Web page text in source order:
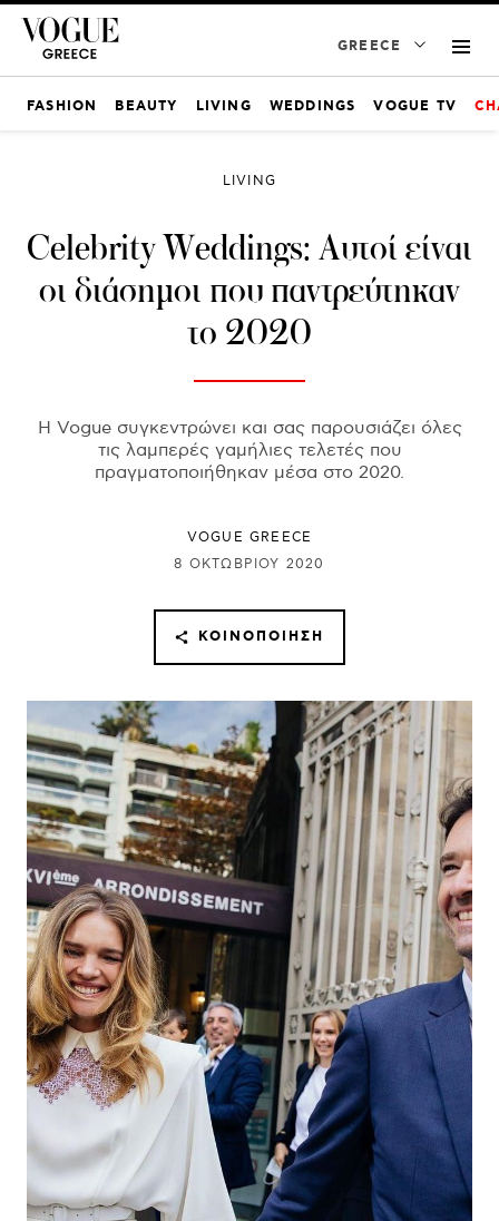
GREECE
FASHION BEAUTY LIVING WEDDINGS VOGUE TV
LIVING
Celebrity Weddings: Αυτοί είναι
οι διάσημοι που παντρεύτηκαν
το 2020
Η Vogue συγκεντρώνει και σας παρουσιάζει όλες
τις λαμπερές γαμήλιες τελετές που
πραγματοποιήθηκαν μέσα στο 2020.
VOGUE GREECE
8 ΟΚΤΩΒΡΊΟΥ 2020
ΚΟΙΝΟΠΟΊΗΣΗ